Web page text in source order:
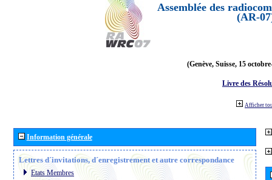
Assemblée des
(AR-
(Genève, Suisse, 15
Livre des
Afficher
Information générale
Lettres d´invitations, d´enregistrement et autre correspondance
Etats Membres